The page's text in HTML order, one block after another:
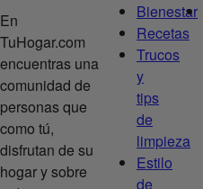
En
TuHogar.com
encuentras una
comunidad de
personas que
como tú,
disfrutan de su
hogar y sobre
Bienestar
Recetas
Trucos
y
tips
de
limpieza
Estilo
de